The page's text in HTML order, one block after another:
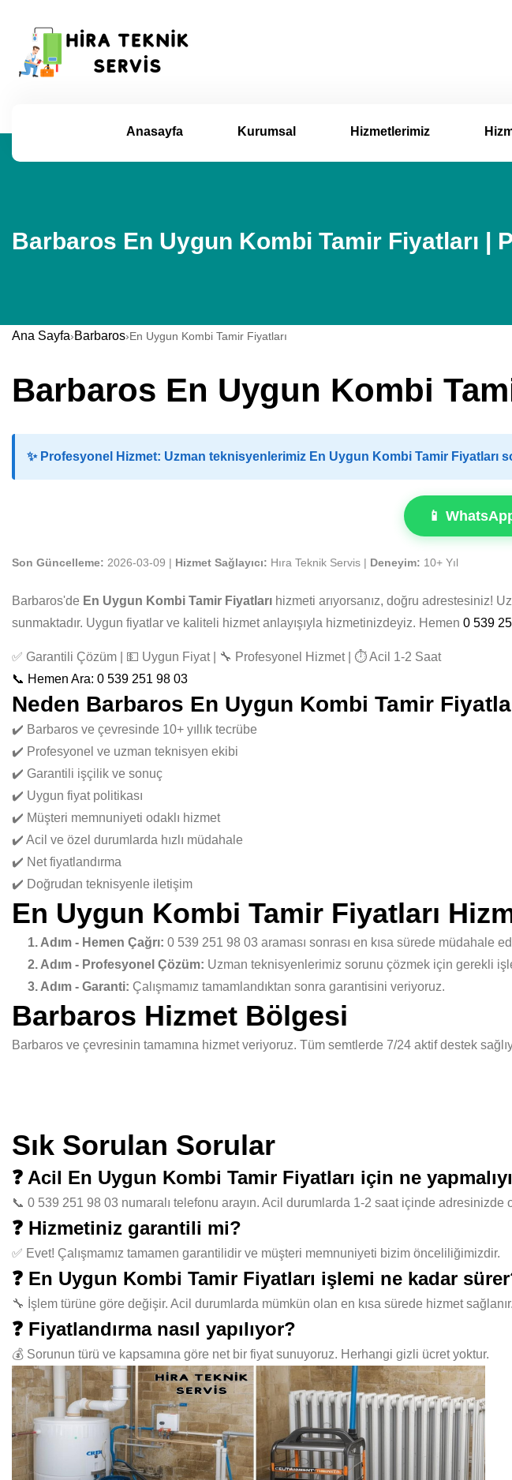
Anasayfa Kurumsal Hizmetlerimiz
Barbaros En Uygun Kombi Tamir Fiyatları |
Ana Sayfa›Barbaros›En Uygun Kombi Tamir Fiyatları
Barbaros En Uygun Kombi
✨ Profesyonel Hizmet: Uzman teknisyenlerimiz En Uygun Kombi Tamir Fiyatları
📱
Son Güncelleme: 2026-03-09 | Hizmet Sağlayıcı: Hıra Teknik Servis | Deneyim: 10+ Yıl
Barbaros'de En Uygun Kombi Tamir Fiyatları hizmeti arıyorsanız, doğru adrestesiniz!
sunmaktadır. Uygun fiyatlar ve kaliteli hizmet anlayışıyla hizmetinizdeyiz. Hemen 0 539
✅ Garantili Çözüm | 💵 Uygun Fiyat | 🔧 Profesyonel Hizmet | ⏱️ Acil 1-2 Saat
📞 Hemen Ara: 0 539 251 98 03
Neden Barbaros En Uygun Kombi Tamir
✔️ Barbaros ve çevresinde 10+ yıllık tecrübe
✔️ Profesyonel ve uzman teknisyen ekibi
✔️ Garantili işçilik ve sonuç
✔️ Uygun fiyat politikası
✔️ Müşteri memnuniyeti odaklı hizmet
✔️ Acil ve özel durumlarda hızlı müdahale
✔️ Net fiyatlandırma
✔️ Doğrudan teknisyenle iletişim
En Uygun Kombi Tamir Fiyatları
1. Adım - Hemen Çağrı: 0 539 251 98 03 araması sonrası en kısa sürede müdahale
2. Adım - Profesyonel Çözüm: Uzman teknisyenlerimiz sorunu çözmek için gerekli
3. Adım - Garanti: Çalışmamız tamamlandıktan sonra garantisini veriyoruz.
Barbaros Hizmet Bölgesi
Barbaros ve çevresinin tamamına hizmet veriyoruz. Tüm semtlerde 7/24 aktif destek
Sık Sorulan Sorular
❓ Acil En Uygun Kombi Tamir Fiyatları için ne
📞 0 539 251 98 03 numaralı telefonu arayın. Acil durumlarda 1-2 saat içinde adresinizde
❓ Hizmetiniz garantili mi?
✅ Evet! Çalışmamız tamamen garantilidir ve müşteri memnuniyeti bizim önceliliğimizdir.
❓ En Uygun Kombi Tamir Fiyatları işlemi ne kadar
🔧 İşlem türüne göre değişir. Acil durumlarda mümkün olan en kısa sürede hizmet sağlanır.
❓ Fiyatlandırma nasıl yapılıyor?
💰 Sorunun türü ve kapsamına göre net bir fiyat sunuyoruz. Herhangi gizli ücret yoktur.